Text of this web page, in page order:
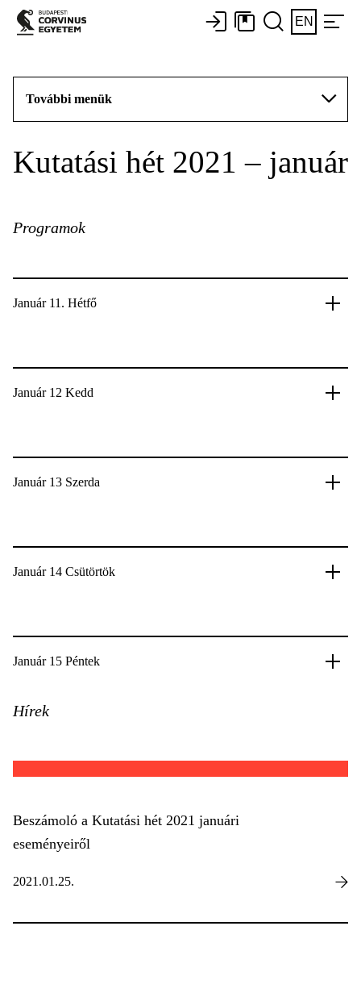
EN
További menük
Kutatási hét 2021 – január
Programok
Január 11. Hétfő
Január 12 Kedd
Január 13 Szerda
Január 14 Csütörtök
Január 15 Péntek
Hírek
Beszámoló a Kutatási hét 2021 januári
eseményeiről
2021.01.25.